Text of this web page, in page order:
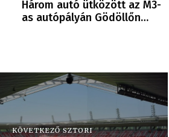
Három autó ütközött az M3-
as autópályán Gödöllőn…
KÖVETKEZŐ SZTORI